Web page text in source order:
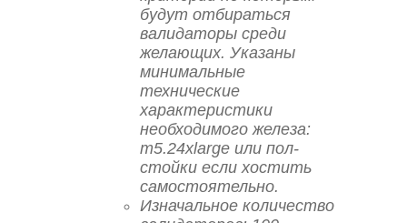
будут отбираться
валидаторы среди
желающих. Указаны
минимальные
технические
характеристики
необходимого железа:
m5.24xlarge или пол-
стойки если хостить
самостоятельно.
Изначальное количество